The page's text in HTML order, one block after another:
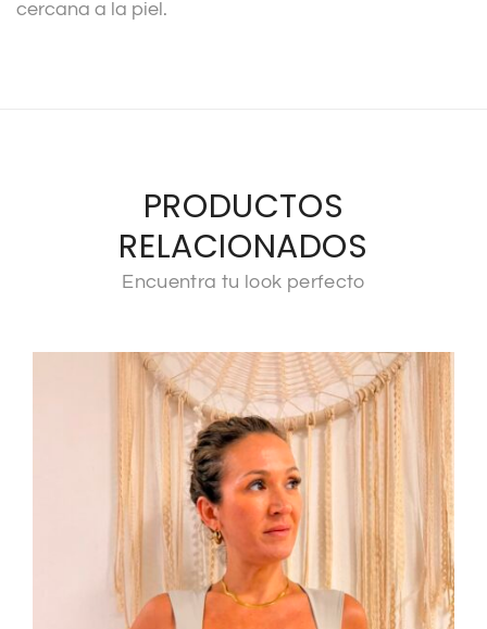
cercana a la piel.
PRODUCTOS
RELACIONADOS
Encuentra tu look perfecto